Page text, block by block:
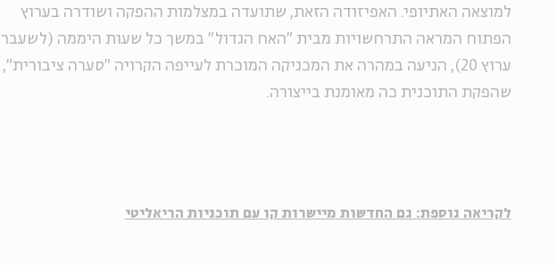
למוצאה האתיופי. האפיזודה הזאת, שתועדה במצלמות ההפקה ושודרה בערוץ
הפתוח המראה התרחשויות מבית "האח הגדול" במשך כל שעות היממה (לשעבר
ערוץ 20), הניעה במהרה את המכניקה המוכרת לעייפה הקרויה "סערה ציבורית",
שהפקת התוכנית כה מאומנת בייצורה.
לקריאה נוספת: גם החדשות מיישרות קו עם תוכניות הריאליטי